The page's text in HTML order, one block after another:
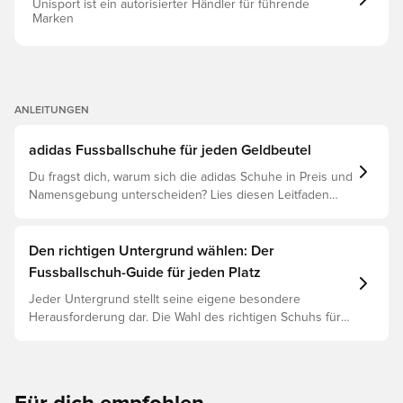
um Sportswear: Es ist eine Lebenseinstellung. Reguläre
Unisport ist ein autorisierter Händler für führende
Marken
ANLEITUNGEN
adidas Fussballschuhe für jeden Geldbeutel
Du fragst dich, warum sich die adidas Schuhe in Preis und
Namensgebung unterscheiden? Lies diesen Leitfaden
Den richtigen Untergrund wählen: Der
Fussballschuh-Guide für jeden Platz
Jeder Untergrund stellt seine eigene besondere
Herausforderung dar. Die Wahl des richtigen Schuhs für